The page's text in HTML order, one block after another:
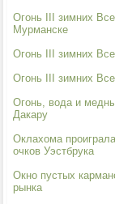
Огонь III зимних
Мурманске
Огонь III зимних
Огонь III зимних
Огонь, вода и
Дакару
Оклахома
очков Уэстбрука
Окно пустых
рынка